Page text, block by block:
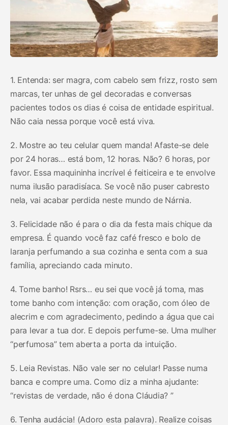
1. Entenda: ser magra, com cabelo sem frizz, rosto sem
marcas, ter unhas de gel decoradas e conversas
pacientes todos os dias é coisa de entidade espiritual.
Não caia nessa porque você está viva.
2. Mostre ao teu celular quem manda! Afaste-se dele
por 24 horas… está bom, 12 horas. Não? 6 horas, por
favor. Essa maquininha incrível é feiticeira e te envolve
numa ilusão paradisíaca. Se você não puser cabresto
nela, vai acabar perdida neste mundo de Nárnia.
3. Felicidade não é para o dia da festa mais chique da
empresa. É quando você faz café fresco e bolo de
laranja perfumando a sua cozinha e senta com a sua
família, apreciando cada minuto.
4. Tome banho! Rsrs… eu sei que você já toma, mas
tome banho com intenção: com oração, com óleo de
alecrim e com agradecimento, pedindo a água que cai
para levar a tua dor. E depois perfume-se. Uma mulher
“perfumosa” tem aberta a porta da intuição.
5. Leia Revistas. Não vale ser no celular! Passe numa
banca e compre uma. Como diz a minha ajudante:
“revistas de verdade, não é dona Cláudia? ”
6. Tenha audácia! (Adoro esta palavra). Realize coisas